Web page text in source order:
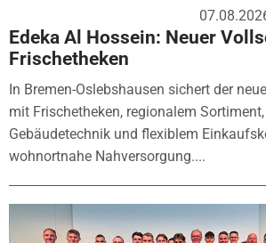
Edeka Al Hossein: Neuer
Frischetheken
In Bremen-Oslebshausen sichert der
mit Frischetheken, regionalem
Gebäudetechnik und flexiblem
wohnortnahe Nahversorgung....